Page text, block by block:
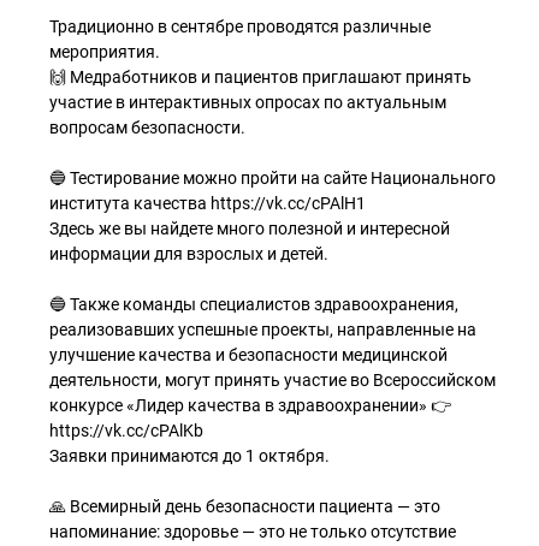
Традиционно в сентябре проводятся различные
мероприятия.
🙌 Медработников и пациентов приглашают принять
участие в интерактивных опросах по актуальным
вопросам безопасности.
🔵 Тестирование можно пройти на сайте Национального
института качества https://vk.cc/cPAlH1
Здесь же вы найдете много полезной и интересной
информации для взрослых и детей.
🔵 Также команды специалистов здравоохранения,
реализовавших успешные проекты, направленные на
улучшение качества и безопасности медицинской
деятельности, могут принять участие во Всероссийском
конкурсе «Лидер качества в здравоохранении» 👉
https://vk.cc/cPAlKb
Заявки принимаются до 1 октября.
🙏 Всемирный день безопасности пациента — это
напоминание: здоровье — это не только отсутствие